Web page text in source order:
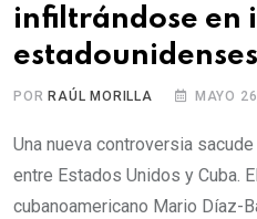
infiltrándose en
POR RAÚL MORILLA MAYO
Una nueva controversia
entre Estados Unidos y Cuba.
cubanoamericano Mario Díaz-